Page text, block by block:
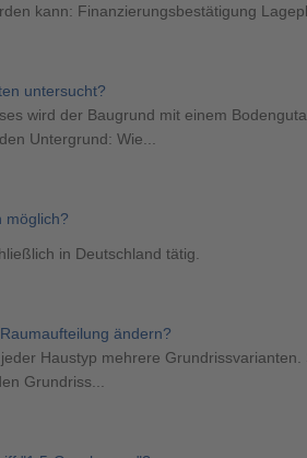
kann: Finanzierungsbestätigung
untersucht?
wird der Baugrund mit einem
Untergrund: Wie...
möglich?
in Deutschland tätig.
ändern?
Haustyp mehrere Grundrissvarianten.
Grundriss...